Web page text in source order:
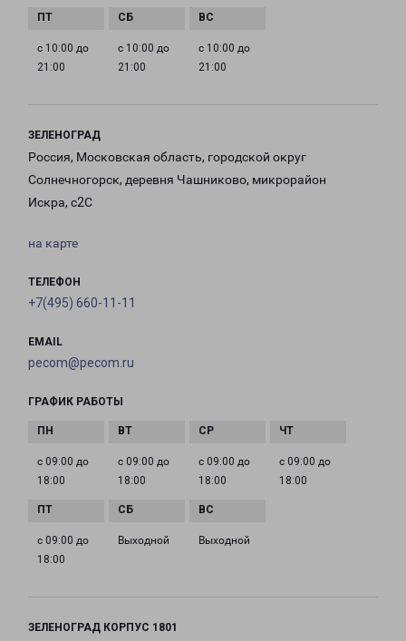
с 10:00 до
21:00
с 10:00 до
21:00
с 10:00 до
21:00
ЗЕЛЕНОГРАД
Россия, Московская область, городской округ
Солнечногорск, деревня Чашниково, микрорайон
Искра, с2С
на карте
ТЕЛЕФОН
+7(495) 660-11-11
EMAIL
pecom@pecom.ru
ГРАФИК РАБОТЫ
с 09:00 до
18:00
с 09:00 до
18:00
с 09:00 до
18:00
с 09:00 до
18:00
с 09:00 до
18:00
Выходной Выходной
ЗЕЛЕНОГРАД КОРПУС 1801